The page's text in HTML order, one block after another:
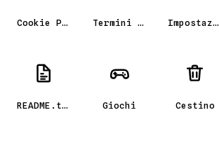
Cookie Policy Termini e condizioni Impostazioni
README.txt Giochi Cestino